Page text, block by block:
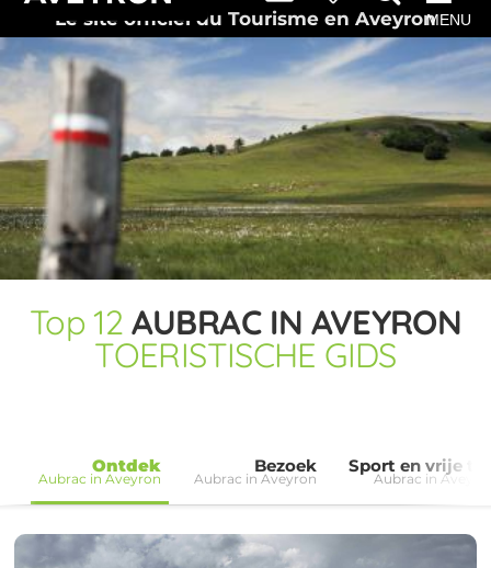
Le site officiel du Tourisme en AveyronMENU
Top12 AUBRAC IN AVEYRON
TOERISTISCHE GIDS
Ontdek
Aubrac in Aveyron
Bezoek
Aubrac in Aveyron
Sport en vrije
Aubrac in